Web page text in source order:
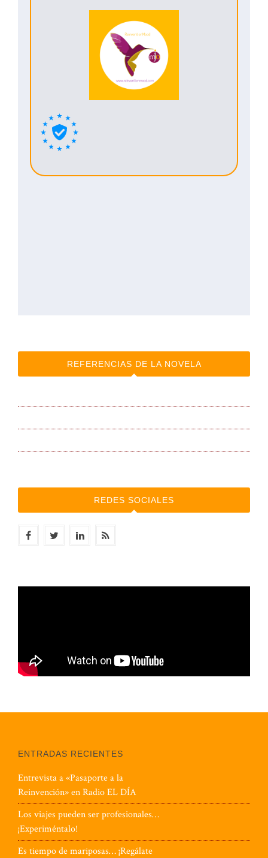
REFERENCIAS DE LA NOVELA
REDES SOCIALES
ENTRADAS RECIENTES
Entrevista a «Pasaporte a la
Reinvención» en Radio EL DÍA
Los viajes pueden ser profesionales…
¡Experiméntalo!
Es tiempo de mariposas… ¡Regálate